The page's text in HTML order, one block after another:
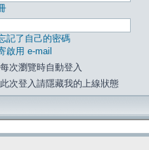
記了自己的密碼
啟用 e-mail
每次瀏覽時自動登入
此次登入請隱藏我的上線狀態